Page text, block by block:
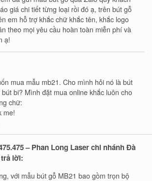
giá chi tiết từng loại rồi đó ạ, trên bút gỗ
em hỗ trợ khắc chữ khắc tên, khắc logo
theo mọi yêu cầu hoàn toàn miễn phí và
ạ!
mua mẫu mb21. Cho mình hỏi nó là bút
bút bi? Mình đặt mua online khắc luôn cho
chữ:
me!
– Phan Long Laser chi nhánh Đà
lời:
với mẫu bút gỗ MB21 bao gồm trọn bộ